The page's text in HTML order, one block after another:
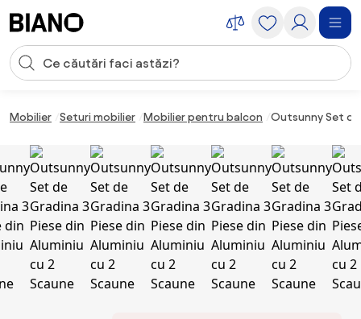
Introducerea căutării
Mobilier Seturi mobilier Mobilier pentru balcon Outsunny Set de